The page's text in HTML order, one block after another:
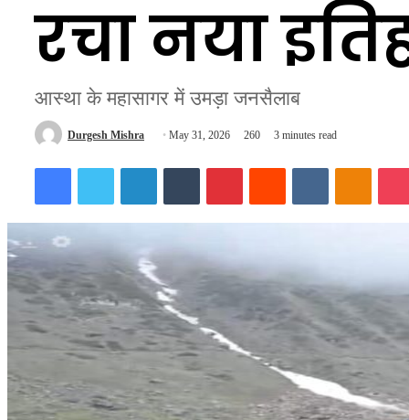
रचा नया
आस्था के महासागर में उमड़ा जनसैलाब
Durgesh Mishra
Send May 31, 2026 260 3 minutes read
FacebookTwitter LinkedInTumblr PinterestReddit VKontakte